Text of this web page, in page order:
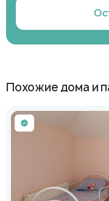
Похожие дома и